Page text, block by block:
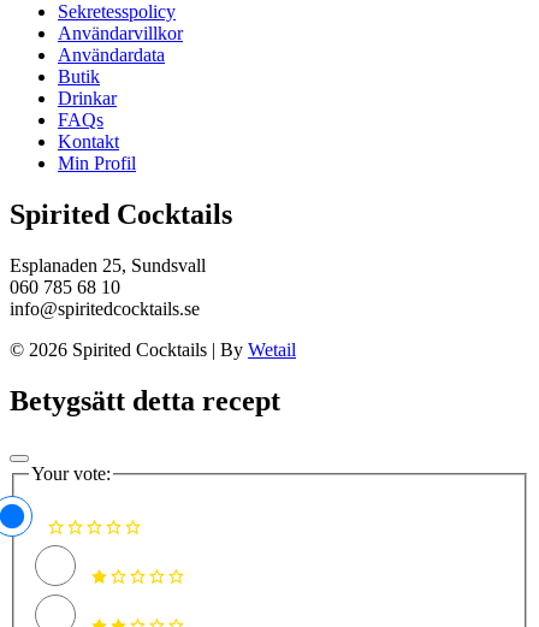
Sekretesspolicy
Användarvillkor
Användardata
Butik
Drinkar
FAQs
Kontakt
Min Profil
Spirited Cocktails
Esplanaden 25, Sundsvall
060 785 68 10
info@spiritedcocktails.se
© 2026 Spirited Cocktails | By Wetail
Betygsätt detta recept
Your vote: